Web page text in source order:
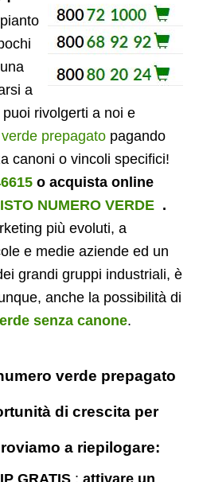
a
rivolgerti a noi e
prepagato pagando
canoni o vincoli specifici!
o acquista online
NUMERO VERDE .
più evoluti, a
e medie aziende ed un
grandi gruppi industriali, è
anche la possibilità di
senza canone.
verde prepagato
di crescita per
a riepilogare:
GRATIS : attivare un